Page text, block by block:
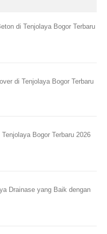
di Tenjolaya Bogor Terbaru
di Tenjolaya Bogor Terbaru
Bogor Terbaru 2026
Drainase yang Baik dengan